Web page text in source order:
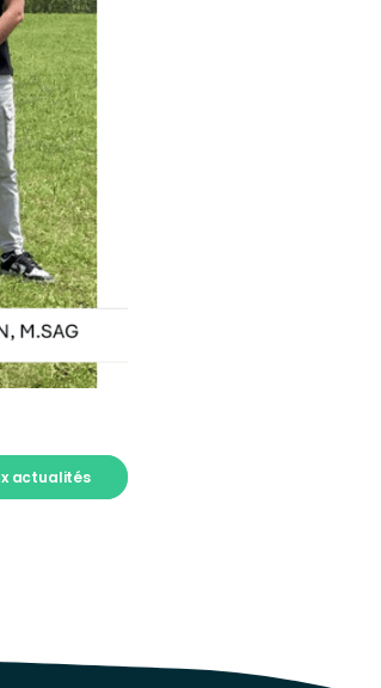
actualités